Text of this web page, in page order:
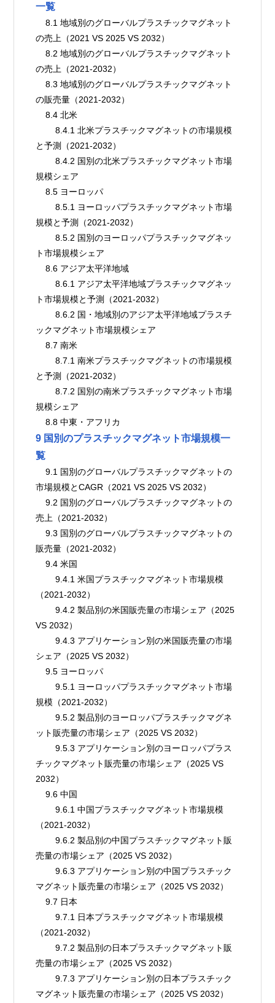
一覧
    8.1 地域別のグローバルプラスチックマグネット
の売上（2021 VS 2025 VS 2032）
    8.2 地域別のグローバルプラスチックマグネット
の売上（2021-2032）
    8.3 地域別のグローバルプラスチックマグネット
の販売量（2021-2032）
    8.4 北米
        8.4.1 北米プラスチックマグネットの市場規模
と予測（2021-2032）
        8.4.2 国別の北米プラスチックマグネット市場
規模シェア
    8.5 ヨーロッパ
        8.5.1 ヨーロッパプラスチックマグネット市場
規模と予測（2021-2032）
        8.5.2 国別のヨーロッパプラスチックマグネッ
ト市場規模シェア
    8.6 アジア太平洋地域
        8.6.1 アジア太平洋地域プラスチックマグネッ
ト市場規模と予測（2021-2032）
        8.6.2 国・地域別のアジア太平洋地域プラスチ
ックマグネット市場規模シェア
    8.7 南米
        8.7.1 南米プラスチックマグネットの市場規模
と予測（2021-2032）
        8.7.2 国別の南米プラスチックマグネット市場
規模シェア
    8.8 中東・アフリカ
9 国別のプラスチックマグネット市場規模一
覧
    9.1 国別のグローバルプラスチックマグネットの
市場規模とCAGR（2021 VS 2025 VS 2032）
    9.2 国別のグローバルプラスチックマグネットの
売上（2021-2032）
    9.3 国別のグローバルプラスチックマグネットの
販売量（2021-2032）
    9.4 米国
        9.4.1 米国プラスチックマグネット市場規模
（2021-2032）
        9.4.2 製品別の米国販売量の市場シェア（2025
VS 2032）
        9.4.3 アプリケーション別の米国販売量の市場
シェア（2025 VS 2032）
    9.5 ヨーロッパ
        9.5.1 ヨーロッパプラスチックマグネット市場
規模（2021-2032）
        9.5.2 製品別のヨーロッパプラスチックマグネ
ット販売量の市場シェア（2025 VS 2032）
        9.5.3 アプリケーション別のヨーロッパプラス
チックマグネット販売量の市場シェア（2025 VS
2032）
    9.6 中国
        9.6.1 中国プラスチックマグネット市場規模
（2021-2032）
        9.6.2 製品別の中国プラスチックマグネット販
売量の市場シェア（2025 VS 2032）
        9.6.3 アプリケーション別の中国プラスチック
マグネット販売量の市場シェア（2025 VS 2032）
    9.7 日本
        9.7.1 日本プラスチックマグネット市場規模
（2021-2032）
        9.7.2 製品別の日本プラスチックマグネット販
売量の市場シェア（2025 VS 2032）
        9.7.3 アプリケーション別の日本プラスチック
マグネット販売量の市場シェア（2025 VS 2032）